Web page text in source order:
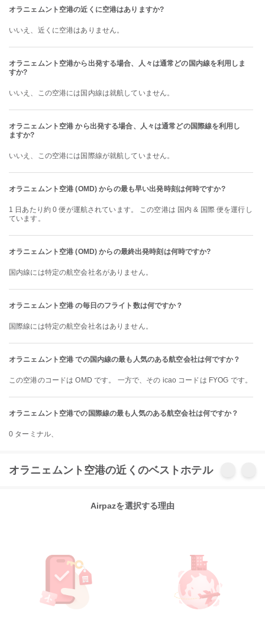
オラニェムント空港の近くに空港はありますか?
いいえ、近くに空港はありません。
オラニェムント空港から出発する場合、人々は通常どの国内線を利用しま
すか?
いいえ、この空港には国内線は就航していません。
オラニェムント空港 から出発する場合、人々は通常どの国際線を利用し
ますか?
いいえ、この空港には国際線が就航していません。
オラニェムント空港 (OMD) からの最も早い出発時刻は何時ですか?
1 日あたり約 0 便が運航されています。 この空港は 国内 & 国際 便を運行し
ています。
オラニェムント空港 (OMD) からの最終出発時刻は何時ですか?
国内線には特定の航空会社名がありません。
オラニェムント空港 の毎日のフライト数は何ですか？
国際線には特定の航空会社名はありません。
オラニェムント空港 での国内線の最も人気のある航空会社は何ですか？
この空港のコードは OMD です。 一方で、その icao コードは FYOG です。
オラニェムント空港での国際線の最も人気のある航空会社は何ですか？
0 ターミナル、
オラニェムント空港の近くのベストホテル
Airpazを選択する理由